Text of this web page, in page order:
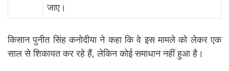
जाए।
किसान पुनीत सिंह कनोदीया ने कहा कि वे इस मामले को लेकर एक
साल से शिकायत कर रहे हैं, लेकिन कोई समाधान नहीं हुआ है।